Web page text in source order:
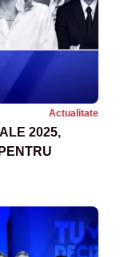
Actualitate
2025,